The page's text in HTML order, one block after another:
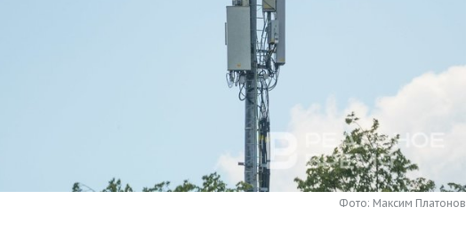
Фото: Максим Платонов